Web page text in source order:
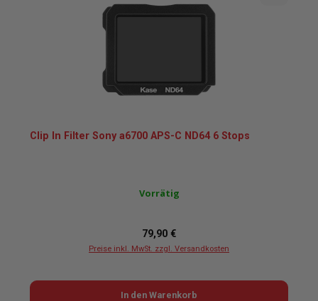
Clip In Filter Sony a6700 APS-C ND64 6 Stops
Vorrätig
Regulärer Preis:
79,90 €
Preise inkl. MwSt. zzgl. Versandkosten
In den Warenkorb